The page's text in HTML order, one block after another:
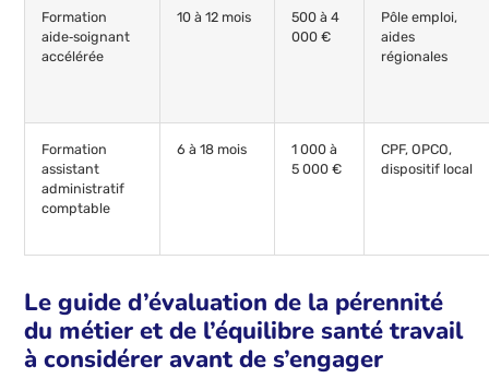
Formation
aide‑soignant
accélérée
10 à 12 mois
500 à 4
000 €
Pôle emploi,
aides
régionales
Formation
assistant
administratif
comptable
6 à 18 mois
1 000 à
5 000 €
CPF, OPCO,
dispositif local
Le guide d’évaluation de la pérennité
du métier et de l’équilibre santé travail
à considérer avant de s’engager